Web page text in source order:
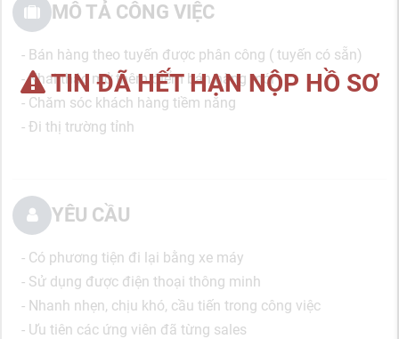
TIN ĐÃ HẾT HẠN NỘP HỒ SƠ
MÔ TẢ CÔNG VIỆC
- Bán hàng theo tuyến được phân công ( tuyến có sẵn)
- Khai thác mở thêm điểm bán hàng mới
- Chăm sóc khách hàng tiềm năng
- Đi thị trường tỉnh
YÊU CẦU
- Có phương tiện đi lại bằng xe máy
- Sử dụng được điện thoại thông minh
- Nhanh nhẹn, chịu khó, cầu tiến trong công việc
- Ưu tiên các ứng viên đã từng sales